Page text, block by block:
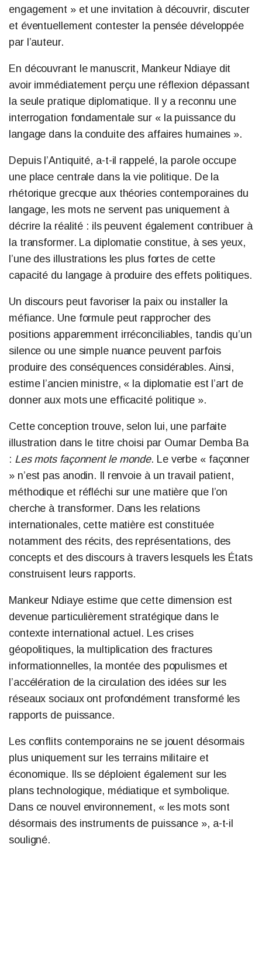
engagement » et une invitation à découvrir, discuter
et éventuellement contester la pensée développée
par l’auteur.
En découvrant le manuscrit, Mankeur Ndiaye dit
avoir immédiatement perçu une réflexion dépassant
la seule pratique diplomatique. Il y a reconnu une
interrogation fondamentale sur « la puissance du
langage dans la conduite des affaires humaines ».
Depuis l’Antiquité, a-t-il rappelé, la parole occupe
une place centrale dans la vie politique. De la
rhétorique grecque aux théories contemporaines du
langage, les mots ne servent pas uniquement à
décrire la réalité : ils peuvent également contribuer à
la transformer. La diplomatie constitue, à ses yeux,
l’une des illustrations les plus fortes de cette
capacité du langage à produire des effets politiques.
Un discours peut favoriser la paix ou installer la
méfiance. Une formule peut rapprocher des
positions apparemment irréconciliables, tandis qu’un
silence ou une simple nuance peuvent parfois
produire des conséquences considérables. Ainsi,
estime l’ancien ministre, « la diplomatie est l’art de
donner aux mots une efficacité politique ».
Cette conception trouve, selon lui, une parfaite
illustration dans le titre choisi par Oumar Demba Ba
: Les mots façonnent le monde. Le verbe « façonner
» n’est pas anodin. Il renvoie à un travail patient,
méthodique et réfléchi sur une matière que l’on
cherche à transformer. Dans les relations
internationales, cette matière est constituée
notamment des récits, des représentations, des
concepts et des discours à travers lesquels les États
construisent leurs rapports.
Mankeur Ndiaye estime que cette dimension est
devenue particulièrement stratégique dans le
contexte international actuel. Les crises
géopolitiques, la multiplication des fractures
informationnelles, la montée des populismes et
l’accélération de la circulation des idées sur les
réseaux sociaux ont profondément transformé les
rapports de puissance.
Les conflits contemporains ne se jouent désormais
plus uniquement sur les terrains militaire et
économique. Ils se déploient également sur les
plans technologique, médiatique et symbolique.
Dans ce nouvel environnement, « les mots sont
désormais des instruments de puissance », a-t-il
souligné.